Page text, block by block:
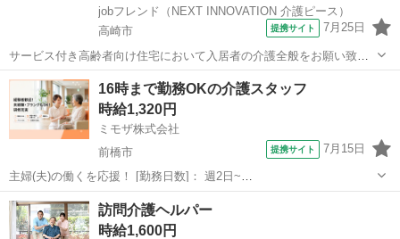
jobフレンド（NEXT INNOVATION 介護ピース）
高崎市
提携サイト 7月25日
サービス付き高齢者向け住宅において入居者の介護全般をお願い致し
ます。 ?入浴介助：入居者の着替え、入浴、洗身、洗髪等のサポート ?
食事介助：入居者の摂食、服薬等のサポート ?排泄介助：入居者のト
イレへの誘導、排泄補助、オムツ...
群馬 高崎市 介護
16時まで勤務OKの介護スタッフ
時給1,320円
ミモザ株式会社
前橋市
提携サイト 7月15日
主婦(夫)の働くを応援！ [勤務日数]： 週2日~
07:00~16:00/08:30~17:30/10:00~19:00/16:00~10:00 月/火/水/木/金/土/
日 などから選べます [勤務地・最寄駅]： 群馬...
群馬 前橋市 介護士
訪問介護ヘルパー
時給1,600円